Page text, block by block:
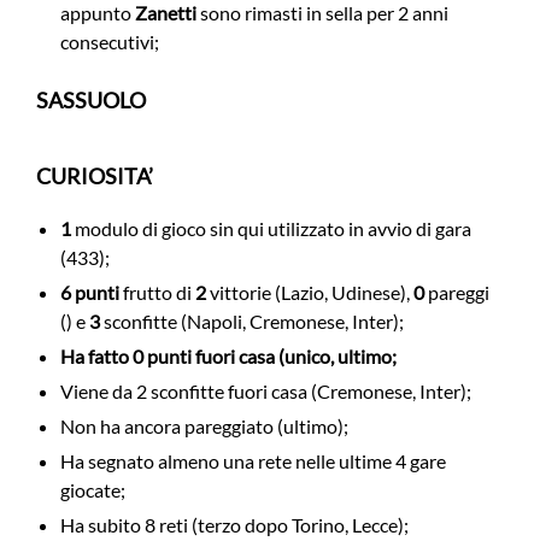
appuntoZanettisono rimasti in sella per 2 anni
consecutivi;
SASSUOLO
CURIOSITA’
1 modulo di gioco sin qui utilizzato in avvio di gara
(433);
6 puntifrutto di 2vittorie (Lazio, Udinese),0pareggi
() e 3sconfitte (Napoli, Cremonese, Inter);
Ha fatto 0 punti fuori casa (unico, ultimo;
Viene da 2 sconfitte fuori casa (Cremonese, Inter);
Non ha ancora pareggiato (ultimo);
Ha segnato almeno una rete nelle ultime 4 gare
giocate;
Ha subito 8 reti (terzo dopo Torino, Lecce);